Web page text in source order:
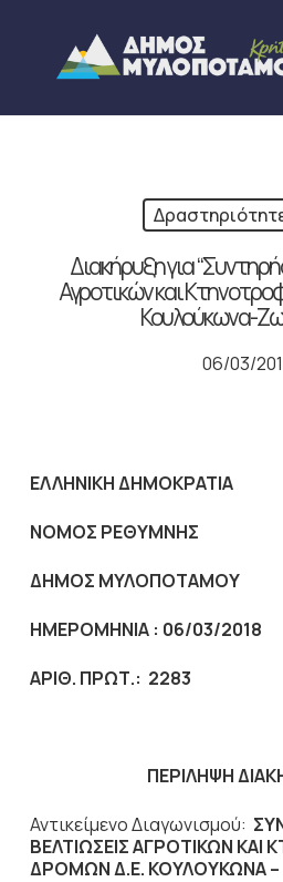
content
Διακήρυξη για
Αγροτικών και
Κουλούκωνα-
06/03/
ΕΛΛΗΝΙΚΗ ΔΗΜΟΚΡΑΤΙΑ
ΝΟΜΟΣ ΡΕΘΥΜΝΗΣ
ΔΗΜΟΣ ΜΥΛΟΠΟΤΑΜΟΥ
ΗΜΕΡΟΜΗΝΙΑ : 06/03/2018
ΑΡΙΘ. ΠΡΩΤ.: 2283
ΠΕΡΙΛΗΨΗ
Αντικείμενο Διαγωνισμού:
ΒΕΛΤΙΩΣΕΙΣ ΑΓΡΟΤΙΚΩΝ
ΔΡΟΜΩΝ Δ.Ε. ΚΟΥΛΟΥΚΩΝΑ